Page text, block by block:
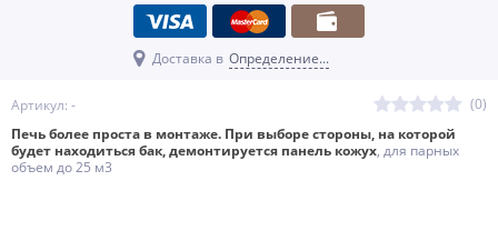
Артикул: -
(0)
Печь более проста в монтаже. При выборе стороны, на которой
будет находиться бак, демонтируется панель кожух, для парных
объем до 25 м3
Доставка в Определение...